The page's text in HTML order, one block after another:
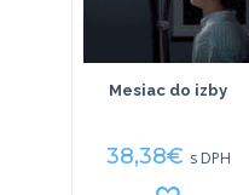
Mesiac do izby
38,38€ s DPH